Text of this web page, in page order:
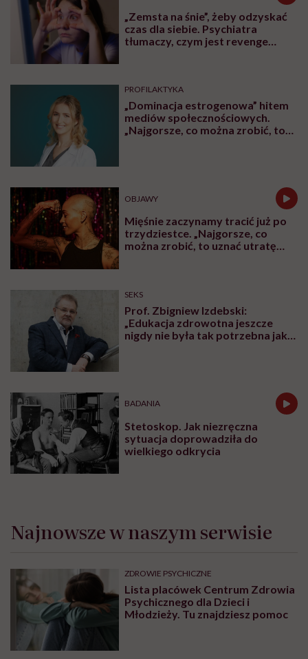
„Zemsta na śnie”, żeby odzyskać
czas dla siebie. Psychiatra
tłumaczy, czym jest revenge
PROFILAKTYKA
„Dominacja estrogenowa” hitem
mediów społecznościowych.
„Najgorsze, co można zrobić, to
OBJAWY
Mięśnie zaczynamy tracić już po
trzydziestce. „Najgorsze, co
można zrobić, to uznać utratę
SEKS
Prof. Zbigniew Izdebski:
„Edukacja zdrowotna jeszcze
nigdy nie była tak potrzebna jak
BADANIA
Stetoskop. Jak niezręczna
sytuacja doprowadziła do
wielkiego odkrycia
Najnowsze w naszym serwisie
ZDROWIE PSYCHICZNE
Lista placówek Centrum Zdrowia
Psychicznego dla Dzieci i
Młodzieży. Tu znajdziesz pomoc